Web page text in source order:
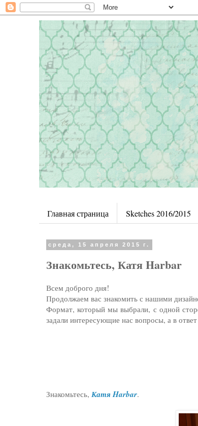
Главная страница Sketches 2016/2015
среда, 15 апреля 2015 г.
Знакомьтесь, Катя Harbar
Всем доброго дня!
Продолжаем вас знакомить с нашими
Формат, который мы выбрали, с одной
задали интересующие нас вопросы, а в
Знакомьтесь, Катя Harbar.